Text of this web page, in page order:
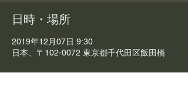
日時・場所
2019年12月07日 9:30
日本、〒102-0072 東京都千代田区飯田橋